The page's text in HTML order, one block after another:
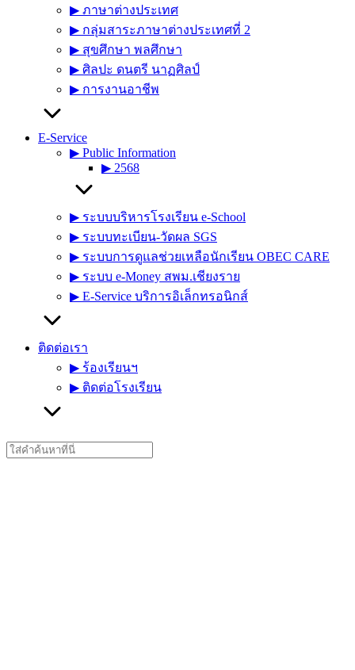
▶︎ ภาษาต่างประเทศ
▶︎ กลุ่มสาระภาษาต่างประเทศที่ 2
▶︎ สุขศึกษา พลศึกษา
▶︎ ศิลปะ ดนตรี นาฏศิลป์
▶︎ การงานอาชีพ
E-Service
▶︎ Public Information
▶︎ 2568
▶︎ ระบบบริหารโรงเรียน e-School
▶︎ ระบบทะเบียน-วัดผล SGS
▶︎ ระบบการดูแลช่วยเหลือนักเรียน OBEC CARE
▶︎ ระบบ e-Money สพม.เชียงราย
▶︎ E-Service บริการอิเล็กทรอนิกส์
ติดต่อเรา
▶︎ ร้องเรียนฯ
▶︎ ติดต่อโรงเรียน
Search
for: